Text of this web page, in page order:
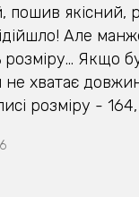
якісний,
Але
розміру... Якщо
хватає
розміру -